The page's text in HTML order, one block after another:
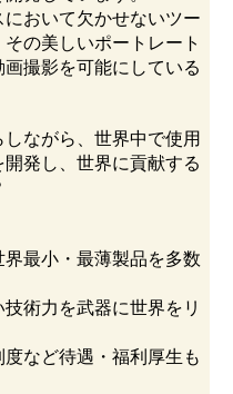
おいて欠かせないツー
の美しいポートレート
撮影を可能にしている
ながら、世界中で使用
発し、世界に貢献する
最小・最薄製品を多数
術力を武器に世界をリ
など待遇・福利厚生も